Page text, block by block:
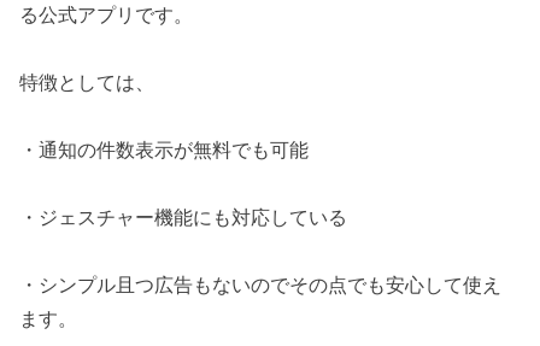
る公式アプリです。
特徴としては、
・通知の件数表示が無料でも可能
・ジェスチャー機能にも対応している
・シンプル且つ広告もないのでその点でも安心して使え
ます。